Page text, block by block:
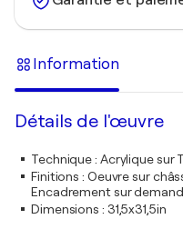
Information
Détails de l'œuvre
Technique: Acrylique sur
Finitions : Oeuvre sur
Encadrement sur
Dimensions : 31,5x31,5in